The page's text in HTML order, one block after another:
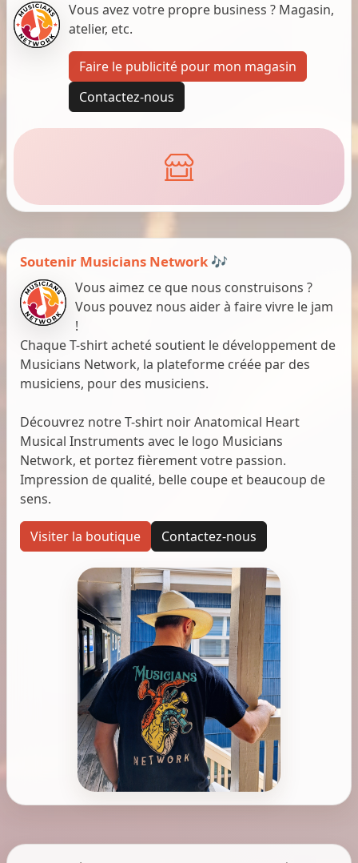
Vous avez votre propre business ? Magasin,
atelier, etc.
Faire le publicité pour mon magasin
Contactez-nous
Soutenir Musicians Network 🎶
Vous aimez ce que nous construisons ?
Vous pouvez nous aider à faire vivre le jam
!
Chaque T-shirt acheté soutient le développement de
Musicians Network, la plateforme créée par des
musiciens, pour des musiciens.
Découvrez notre T-shirt noir Anatomical Heart
Musical Instruments avec le logo Musicians
Network, et portez fièrement votre passion.
Impression de qualité, belle coupe et beaucoup de
sens.
Visiter la boutique Contactez-nous